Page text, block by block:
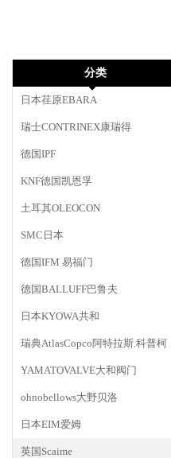
分类
日本荏原EBARA
瑞士CONTRINEX康瑞得
德国IPF
KNF德国凯恩孚
土耳其OLEOCON
SMC日本
德国IFM 易福门
德国BALLUFF巴鲁夫
日本KYOWA共和
瑞典AtlasCopco阿特拉斯.科普柯
YAMATOVALVE大和阀门
ohnobellows大野贝洛
日本EIM爱姆
英国Scaime